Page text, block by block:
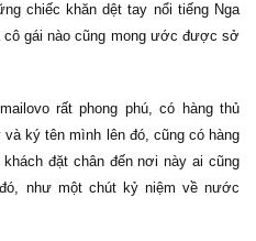
chiếc khăn dệt tay nổi tiếng Nga
gái nào cũng mong ước được sở
rất phong phú, có hàng thủ
ký tên mình lên đó, cũng có hàng
đặt chân đến nơi này ai cũng
như một chút kỷ niệm về nước